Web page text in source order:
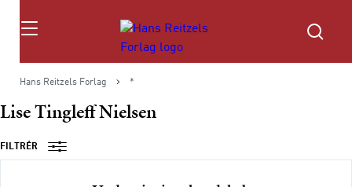
Søg
Hans Reitzels Forlag *
Lise Tingleff Nielsen
FILTRÉR